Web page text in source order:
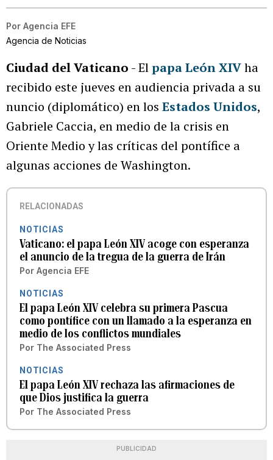
Por Agencia EFE
Agencia de Noticias
Ciudad del Vaticano - Elpapa León XIVha
recibido este jueves en audiencia privada a su
nuncio (diplomático) en los Estados Unidos,
Gabriele Caccia, en medio de la crisis en
Oriente Medio y las críticas del pontífice a
algunas acciones de Washington.
RELACIONADAS
NOTICIAS
Vaticano: el papa León XIV acoge con esperanza
el anuncio de la tregua de la guerra de Irán
Por Agencia EFE
NOTICIAS
El papa León XIV celebra su primera Pascua
como pontífice con un llamado a la esperanza en
medio de los conflictos mundiales
Por The Associated Press
NOTICIAS
El papa León XIV rechaza las afirmaciones de
que Dios justifica la guerra
Por The Associated Press
PUBLICIDAD